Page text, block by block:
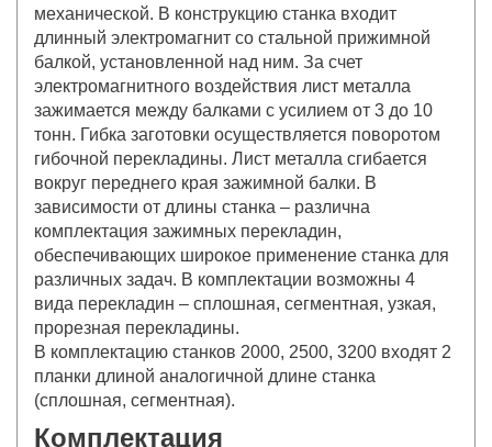
механической. В конструкцию станка входит
длинный электромагнит со стальной прижимной
балкой, установленной над ним. За счет
электромагнитного воздействия лист металла
зажимается между балками с усилием от 3 до 10
тонн. Гибка заготовки осуществляется поворотом
гибочной перекладины. Лист металла сгибается
вокруг переднего края зажимной балки. В
зависимости от длины станка – различна
комплектация зажимных перекладин,
обеспечивающих широкое применение станка для
различных задач. В комплектации возможны 4
вида перекладин – сплошная, сегментная, узкая,
прорезная перекладины.
В комплектацию станков 2000, 2500, 3200 входят 2
планки длиной аналогичной длине станка
(сплошная, сегментная).
Комплектация